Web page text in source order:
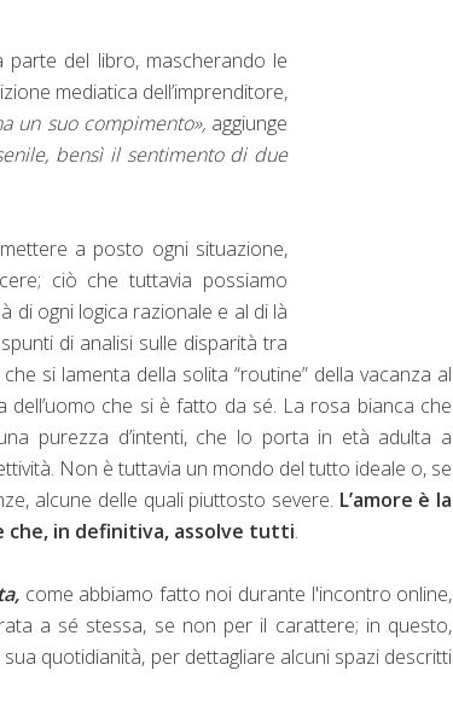
parte del libro, mascherando le
mediatica dell’imprenditore,
un suo compimento», aggiunge
bensì il sentimento di due
a posto ogni situazione,
ciò che tuttavia possiamo
di ogni logica razionale e al di là
di analisi sulle disparità tra
si lamenta della solita “routine” della vacanza al
dell’uomo che si è fatto da sé. La rosa bianca che
purezza d’intenti, che lo porta in età adulta a
Non è tuttavia un mondo del tutto ideale o, se
alcune delle quali piuttosto severe. L’amore è la
che, in definitiva, assolve tutti.
come abbiamo fatto noi durante l'incontro online,
a sé stessa, se non per il carattere; in questo,
quotidianità, per dettagliare alcuni spazi descritti